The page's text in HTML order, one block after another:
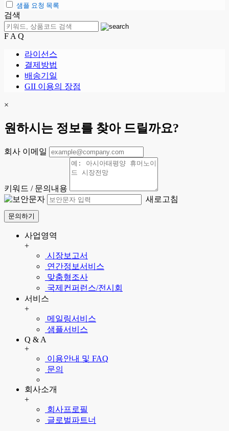
샘플 요청 목록
검색
F A Q
라이선스
결제방법
배송기일
GII 이용의 장점
×
원하시는 정보를 찾아 드릴까요?
회사 이메일
키워드 / 문의내용
새로고침
문의하기
사업영역
+
시장보고서
연간정보서비스
맞춤형조사
국제컨퍼런스/전시회
서비스
+
메일링서비스
샘플서비스
Q & A
+
이용안내 및 FAQ
문의
회사소개
+
회사프로필
글로벌파트너